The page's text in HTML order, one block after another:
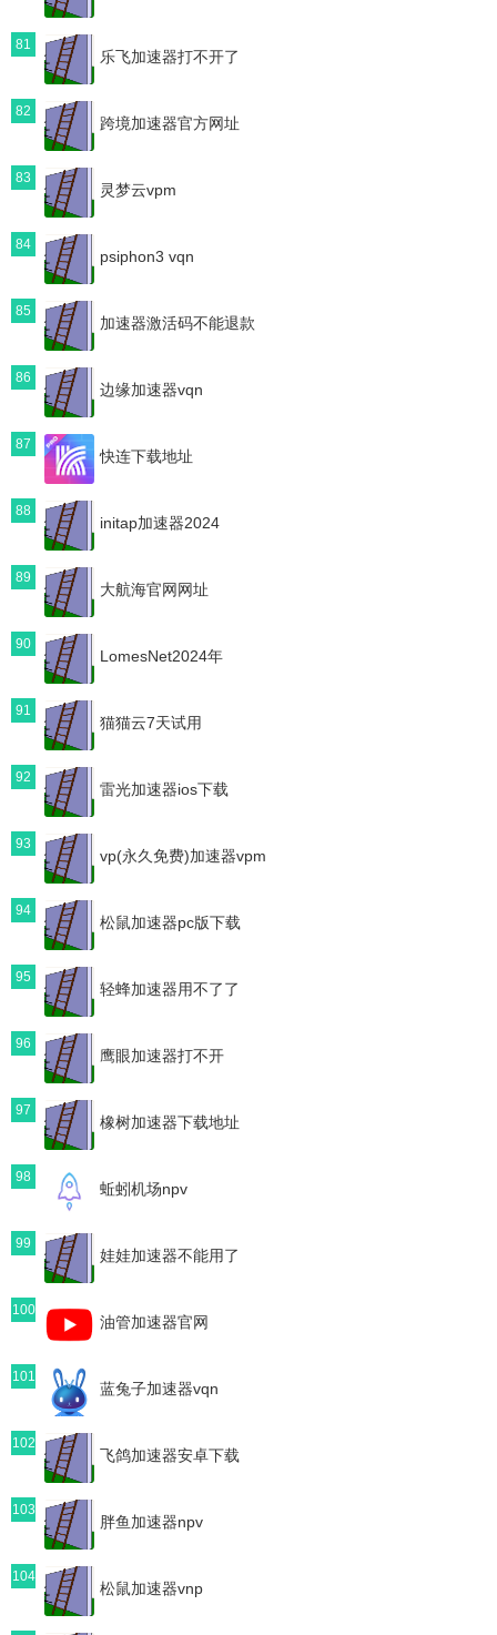
81
乐飞加速器打不开了
82
跨境加速器官方网址
83
灵梦云vpm
84
psiphon3 vqn
85
加速器激活码不能退款
86
边缘加速器vqn
87
快连下载地址
88
initap加速器2024
89
大航海官网网址
90
LomesNet2024年
91
猫猫云7天试用
92
雷光加速器ios下载
93
vp(永久免费)加速器vpm
94
松鼠加速器pc版下载
95
轻蜂加速器用不了了
96
鹰眼加速器打不开
97
橡树加速器下载地址
98
蚯蚓机场npv
99
娃娃加速器不能用了
100
油管加速器官网
101
蓝兔子加速器vqn
102
飞鸽加速器安卓下载
103
胖鱼加速器npv
104
松鼠加速器vnp